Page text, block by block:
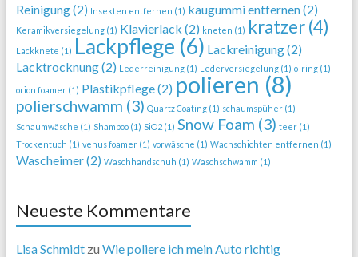
Reinigung(2) Insekten entfernen (1) kaugummi entfernen(2)
Keramikversiegelung(1) Klavierlack (2) kneten (1) kratzer(4)
Lackknete (1) Lackpflege (6) Lackreinigung(2)
Lacktrocknung(2) Lederreinigung(1) Lederversiegelung(1) o-ring(1)
orion foamer(1) Plastikpflege(2) polieren (8)
polierschwamm (3) Quartz Coating(1) schaumspüher(1)
Schaumwäsche (1) Shampoo(1) SiO2(1) Snow Foam (3) teer(1)
Trockentuch (1) venus foamer(1) vorwäsche (1) Wachschichten entfernen (1)
Wascheimer(2) Waschhandschuh (1) Waschschwamm (1)
Neueste Kommentare
Lisa Schmidtzu Wie poliere ich mein Auto richtig